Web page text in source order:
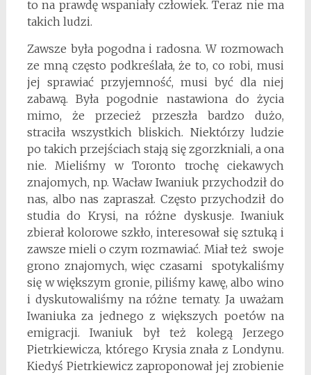
to na prawdę wspaniały człowiek. Teraz nie ma
takich ludzi.
Zawsze była pogodna i radosna. W rozmowach
ze mną często podkreślała, że to, co robi, musi
jej sprawiać przyjemność, musi być dla niej
zabawą. Była pogodnie nastawiona do życia
mimo, że przecież przeszła bardzo dużo,
straciła wszystkich bliskich. Niektórzy ludzie
po takich przejściach stają się zgorzkniali, a ona
nie. Mieliśmy w Toronto trochę ciekawych
znajomych, np. Wacław Iwaniuk przychodził do
nas, albo nas zapraszał. Często przychodził do
studia do Krysi, na różne dyskusje. Iwaniuk
zbierał kolorowe szkło, interesował się sztuką i
zawsze mieli o czym rozmawiać. Miał też swoje
grono znajomych, więc czasami spotykaliśmy
się w większym gronie, piliśmy kawę, albo wino
i dyskutowaliśmy na różne tematy. Ja uważam
Iwaniuka za jednego z większych poetów na
emigracji. Iwaniuk był też kolegą Jerzego
Pietrkiewicza, którego Krysia znała z Londynu.
Kiedyś Pietrkiewicz zaproponował jej zrobienie